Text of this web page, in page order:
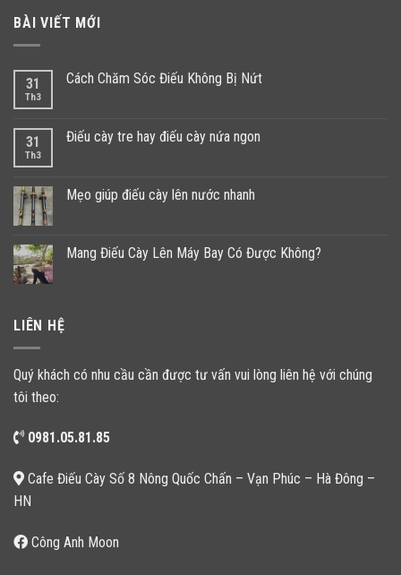
BÀI VIẾT MỚI
31
Th3
Cách Chăm Sóc Điếu Không Bị Nứt
31
Th3
Điếu cày tre hay điếu cày nứa ngon
Mẹo giúp điếu cày lên nước nhanh
Mang Điếu Cày Lên Máy Bay Có Được Không?
LIÊN HỆ
Quý khách có nhu cầu cần được tư vấn vui lòng liên hệ với chúng
tôi theo:
0981.05.81.85
Cafe Điếu Cày Số 8 Nông Quốc Chấn – Vạn Phúc – Hà Đông –
HN
Công Anh Moon